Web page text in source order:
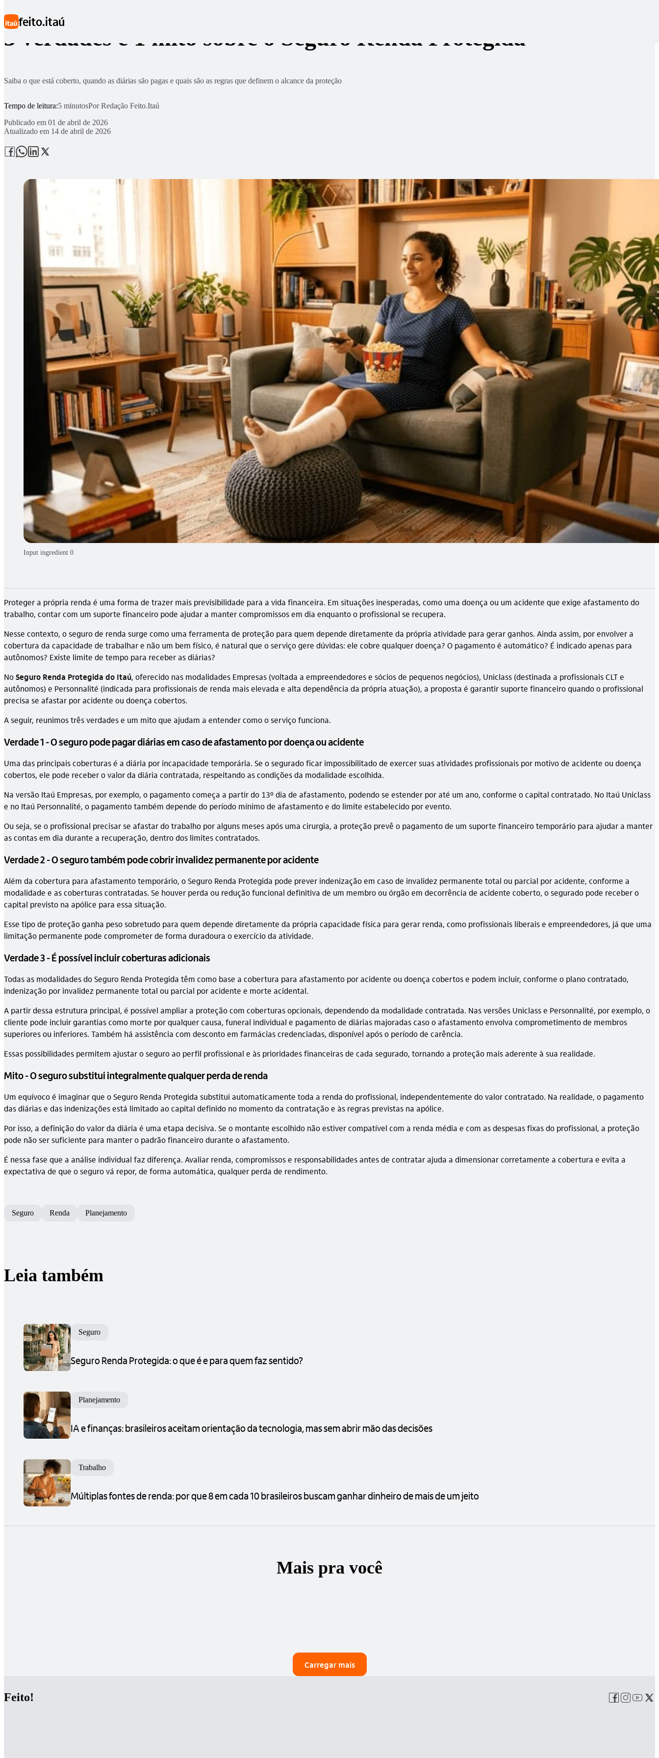
feito.itaú
3 verdades e 1 mito sobre o Seguro Renda Protegida
Saiba o que está coberto, quando as diárias são pagas e quais são as regras que definem o alcance da proteção
Tempo de leitura:5 minutosPorRedação Feito.Itaú
Publicado em 01 de abril de 2026
Atualizado em 14 de abril de 2026
Input ingredient 0
Proteger a própria renda é uma forma de trazer mais previsibilidade para a vida financeira. Em situações inesperadas, como uma doença ou um acidente que exige afastamento do
trabalho, contar com um suporte financeiro pode ajudar a manter compromissos em dia enquanto o profissional se recupera.
Nesse contexto, o seguro de renda surge como uma ferramenta de proteção para quem depende diretamente da própria atividade para gerar ganhos. Ainda assim, por envolver a
cobertura da capacidade de trabalhar e não um bem físico, é natural que o serviço gere dúvidas: ele cobre qualquer doença? O pagamento é automático? É indicado apenas para
autônomos? Existe limite de tempo para receber as diárias?
NoSeguro Renda Protegida do Itaú, oferecido nas modalidades Empresas (voltada a empreendedores e sócios de pequenos negócios), Uniclass (destinada a profissionais CLT e
autônomos) e Personnalité (indicada para profissionais de renda mais elevada e alta dependência da própria atuação), a proposta é garantir suporte financeiro quando o profissional
precisa se afastar por acidente ou doença cobertos.
A seguir, reunimos três verdades e um mito que ajudam a entender como o serviço funciona.
Verdade 1 - O seguro pode pagar diárias em caso de afastamento por doença ou acidente
Uma das principais coberturas é a diária por incapacidade temporária. Se o segurado ficar impossibilitado de exercer suas atividades profissionais por motivo de acidente ou doença
cobertos, ele pode receber o valor da diária contratada, respeitando as condições da modalidade escolhida.
Na versão Itaú Empresas, por exemplo, o pagamento começa a partir do 13º dia de afastamento, podendo se estender por até um ano, conforme o capital contratado. No Itaú Uniclass
e no Itaú Personnalité, o pagamento também depende do período mínimo de afastamento e do limite estabelecido por evento.
Ou seja, se o profissional precisar se afastar do trabalho por alguns meses após uma cirurgia, a proteção prevê o pagamento de um suporte financeiro temporário para ajudar a manter
as contas em dia durante a recuperação, dentro dos limites contratados.
Verdade 2 - O seguro também pode cobrir invalidez permanente por acidente
Além da cobertura para afastamento temporário, o Seguro Renda Protegida pode prever indenização em caso de invalidez permanente total ou parcial por acidente, conforme a
modalidade e as coberturas contratadas. Se houver perda ou redução funcional definitiva de um membro ou órgão em decorrência de acidente coberto, o segurado pode receber o
capital previsto na apólice para essa situação.
Esse tipo de proteção ganha peso sobretudo para quem depende diretamente da própria capacidade física para gerar renda, como profissionais liberais e empreendedores, já que uma
limitação permanente pode comprometer de forma duradoura o exercício da atividade.
Verdade 3 - É possível incluir coberturas adicionais
Todas as modalidades do Seguro Renda Protegida têm como base a cobertura para afastamento por acidente ou doença cobertos e podem incluir, conforme o plano contratado,
indenização por invalidez permanente total ou parcial por acidente e morte acidental.
A partir dessa estrutura principal, é possível ampliar a proteção com coberturas opcionais, dependendo da modalidade contratada. Nas versões Uniclass e Personnalité, por exemplo, o
cliente pode incluir garantias como morte por qualquer causa, funeral individual e pagamento de diárias majoradas caso o afastamento envolva comprometimento de membros
superiores ou inferiores. Também há assistência com desconto em farmácias credenciadas, disponível após o período de carência.
Essas possibilidades permitem ajustar o seguro ao perfil profissional e às prioridades financeiras de cada segurado, tornando a proteção mais aderente à sua realidade.
Mito - O seguro substitui integralmente qualquer perda de renda
Um equívoco é imaginar que o Seguro Renda Protegida substitui automaticamente toda a renda do profissional, independentemente do valor contratado. Na realidade, o pagamento
das diárias e das indenizações está limitado ao capital definido no momento da contratação e às regras previstas na apólice.
Por isso, a definição do valor da diária é uma etapa decisiva. Se o montante escolhido não estiver compatível com a renda média e com as despesas fixas do profissional, a proteção
pode não ser suficiente para manter o padrão financeiro durante o afastamento.
É nessa fase que a análise individual faz diferença. Avaliar renda, compromissos e responsabilidades antes de contratar ajuda a dimensionar corretamente a cobertura e evita a
expectativa de que o seguro vá repor, de forma automática, qualquer perda de rendimento.
Seguro Renda Planejamento
Leia também
Seguro
Seguro Renda Protegida: o que é e para quem faz sentido?
Planejamento
IA e finanças: brasileiros aceitam orientação da tecnologia, mas sem abrir mão das decisões
Trabalho
Múltiplas fontes de renda: por que 8 em cada 10 brasileiros buscam ganhar dinheiro de mais de um jeito
Mais pra você
Carregar mais
Feito!